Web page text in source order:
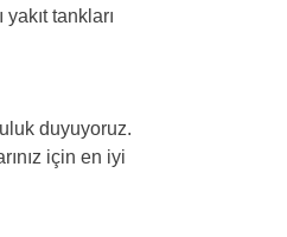
tankları
duyuyoruz.
için en iyi